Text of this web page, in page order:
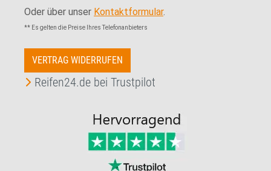
Oder über unser Kontaktformular.
** Es gelten die Preise Ihres Telefonanbieters
VERTRAG WIDERRUFEN
Reifen24.de bei Trustpilot